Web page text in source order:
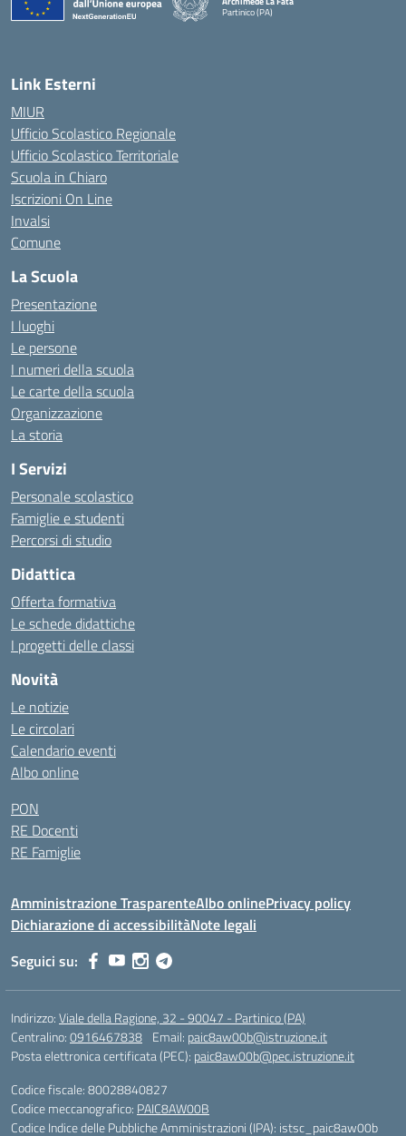
Partinico (PA)
Link Esterni
MIUR
Ufficio Scolastico Regionale
Ufficio Scolastico Territoriale
Scuola in Chiaro
Iscrizioni On Line
Invalsi
Comune
La Scuola
Presentazione
I luoghi
Le persone
I numeri della scuola
Le carte della scuola
Organizzazione
La storia
I Servizi
Personale scolastico
Famiglie e studenti
Percorsi di studio
Didattica
Offerta formativa
Le schede didattiche
I progetti delle classi
Novità
Le notizie
Le circolari
Calendario eventi
Albo online
PON
RE Docenti
RE Famiglie
Amministrazione TrasparenteAlbo onlinePrivacy policy
Dichiarazione di accessibilitàNote legali
Seguici su:
Indirizzo:Viale della Ragione, 32 - 90047 - Partinico (PA)
Centralino:0916467838 Email: paic8aw00b@istruzione.it
Posta elettronica certificata (PEC): paic8aw00b@pec.istruzione.it
Codice fiscale: 80028840827
Codice meccanografico: PAIC8AW00B
Codice Indice delle Pubbliche Amministrazioni (IPA): istsc_paic8aw00b